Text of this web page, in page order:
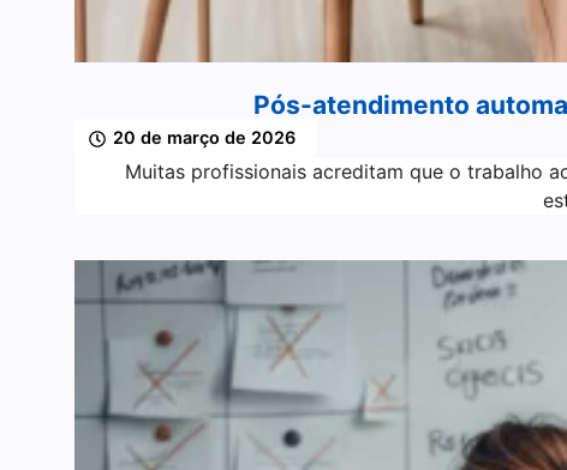
Pós-atendimento
20 de março de 2026
Muitas profissionais acreditam que o trabalho